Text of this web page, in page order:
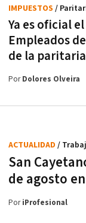
Ya es oficial
Empleados
de la paritaria
IMPUESTOS /
PorDolores Olveira
San
de agosto
ACTUALIDAD /
PoriProfesional